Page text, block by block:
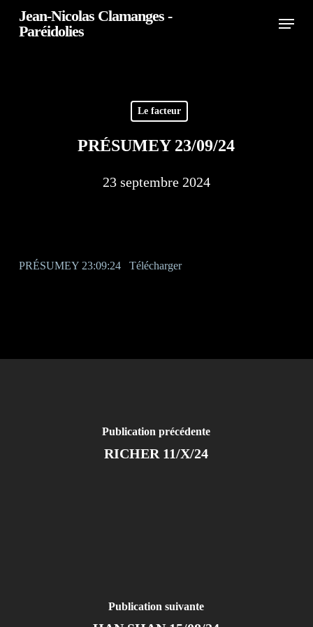
SkipJean-Nicolas Clamanges -
Paréidolies
Menu
Le facteur
PRÉSUMEY 23/09/24
23 septembre 2024
PRÉSUMEY 23:09:24 Télécharger
Publication précédente
RICHER 11/X/24
Publication suivante